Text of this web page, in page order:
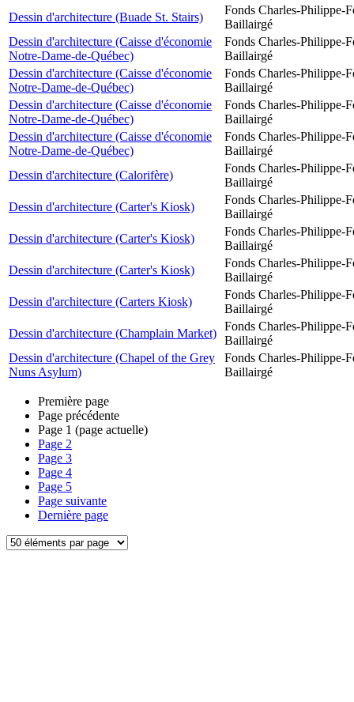
Dessin d'architecture (Buade St. Stairs)
Fonds Charles-Philippe-
Baillairgé
Dessin d'architecture (Caisse d'économie
Notre-Dame-de-Québec)
Fonds Charles-Philippe-
Baillairgé
Dessin d'architecture (Caisse d'économie
Notre-Dame-de-Québec)
Fonds Charles-Philippe-
Baillairgé
Dessin d'architecture (Caisse d'économie
Notre-Dame-de-Québec)
Fonds Charles-Philippe-
Baillairgé
Dessin d'architecture (Caisse d'économie
Notre-Dame-de-Québec)
Fonds Charles-Philippe-
Baillairgé
Dessin d'architecture (Calorifère)
Fonds Charles-Philippe-
Baillairgé
Dessin d'architecture (Carter's Kiosk)
Fonds Charles-Philippe-
Baillairgé
Dessin d'architecture (Carter's Kiosk)
Fonds Charles-Philippe-
Baillairgé
Dessin d'architecture (Carter's Kiosk)
Fonds Charles-Philippe-
Baillairgé
Dessin d'architecture (Carters Kiosk)
Fonds Charles-Philippe-
Baillairgé
Dessin d'architecture (Champlain Market)
Fonds Charles-Philippe-
Baillairgé
Dessin d'architecture (Chapel of the Grey
Nuns Asylum)
Fonds Charles-Philippe-
Baillairgé
Première page
Page précédente
Page 1 (page actuelle)
Page 2
Page 3
Page 4
Page 5
Page suivante
Dernière page